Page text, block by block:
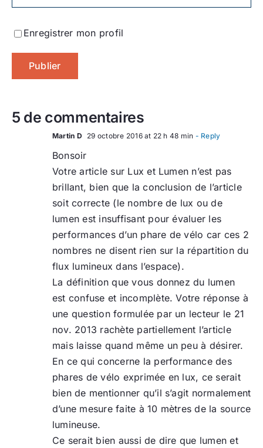
5 de commentaires
Martin D 29 octobre 2016 at 22 h 48 min - Reply
Bonsoir
Votre article sur Lux et Lumen n’est pas
brillant, bien que la conclusion de l’article
soit correcte (le nombre de lux ou de
lumen est insuffisant pour évaluer les
performances d’un phare de vélo car ces 2
nombres ne disent rien sur la répartition du
flux lumineux dans l’espace).
La définition que vous donnez du lumen
est confuse et incomplète. Votre réponse à
une question formulée par un lecteur le 21
nov. 2013 rachète partiellement l’article
mais laisse quand même un peu à désirer.
En ce qui concerne la performance des
phares de vélo exprimée en lux, ce serait
bien de mentionner qu’il s’agit normalement
d’une mesure faite à 10 mètres de la source
lumineuse.
Ce serait bien aussi de dire que lumen et
Enregistrer mon profil